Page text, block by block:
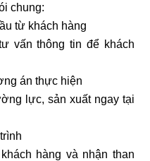
chung:
từ khách hàng
vấn thông tin để khách
án thực hiện
lực, sản xuất ngay tại
hàng và nhận than